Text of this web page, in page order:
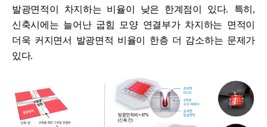
발광면적이 차지하는 비율이 낮은 한계점이 있다. 특히 ,
신축시에는 늘어난 굽힘 모양 연결부가 차지하는 면적이
더욱 커지면서 발광면적 비율이 한층 더 감소하는 문제가
있다.